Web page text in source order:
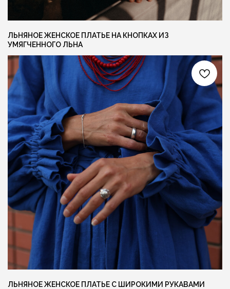
ЛЬНЯНОЕ ЖЕНСКОЕ ПЛАТЬЕ НА КНОПКАХ ИЗ
УМЯГЧЕННОГО ЛЬНА
ЛЬНЯНОЕ ЖЕНСКОЕ ПЛАТЬЕ С ШИРОКИМИ РУКАВАМИ
способом, или заполните форму и мы
перезвоним вам для обсуждения деталей
Я даю согласие на обработку персональных
данных и соглашаюсь сполитикой
конфиденциальности
КОНТАКТЫ
VKONTAKTE
PINTEREST
TELEGRAM
INSTAGRAM
СОЦ. СЕТИ
INFO@FLAXECO.COM
+375 (29) 623 41 51
ОСТАВИТЬ ЗАЯВКУ +